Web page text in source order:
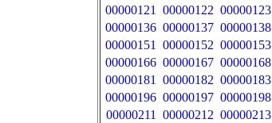
00000121
00000122 00000123
00000136 00000137 00000138
00000151
00000152 00000153
00000166 00000167 00000168
00000181
00000182 00000183
00000196 00000197 00000198
00000211
00000212 00000213